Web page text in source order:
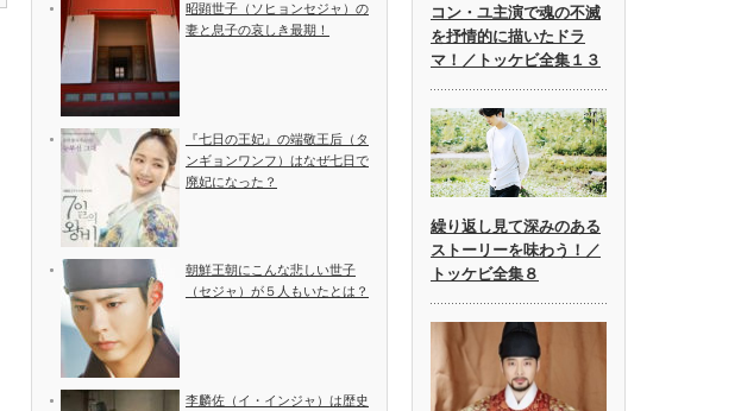
昭顕世子（ソヒョンセジャ）の
妻と息子の哀しき最期！
『七日の王妃』の端敬王后（タ
ンギョンワンフ）はなぜ七日で
廃妃になった？
朝鮮王朝にこんな悲しい世子
（セジャ）が５人もいたとは？
李麟佐（イ・インジャ）は歴史
コン・ユ主演で魂の不滅
を抒情的に描いたドラ
マ！／トッケビ全集１３
繰り返し見て深みのある
ストーリーを味わう！／
トッケビ全集８